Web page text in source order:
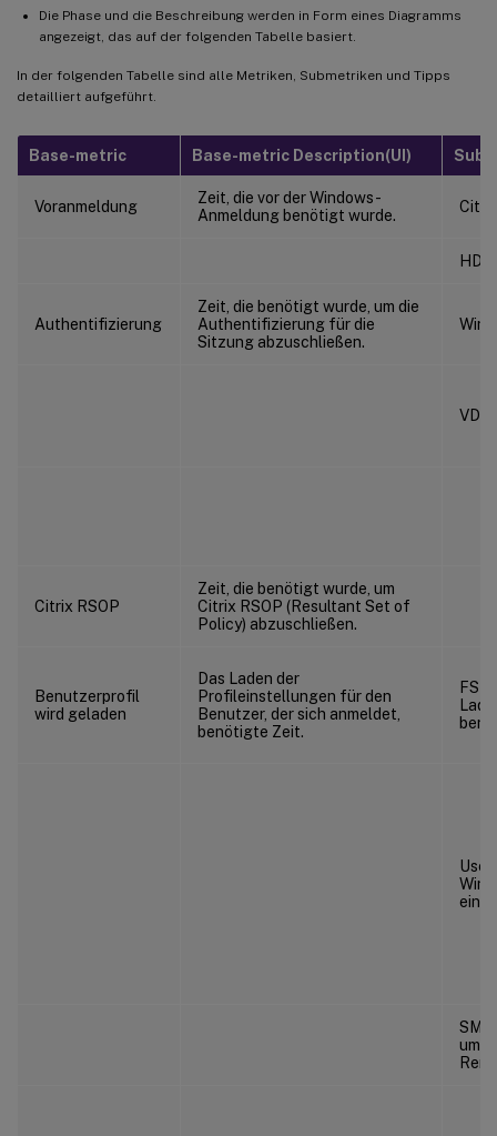
Die Phase und die Beschreibung werden in Form eines Diagramms
angezeigt, das auf der folgenden Tabelle basiert.
In der folgenden Tabelle sind alle Metriken, Submetriken und Tipps
detailliert aufgeführt.
Base-metric Base-metric Description(UI) Sub-
Voranmeldung
Zeit, die vor der Windows-
Anmeldung benötigt wurde.
Authentifizierung
Zeit, die benötigt wurde, um die
Authentifizierung für die
Sitzung abzuschließen.
Citrix RSOP
Zeit, die benötigt wurde, um
Citrix RSOP (Resultant Set of
Policy) abzuschließen.
Benutzerprofil
wird geladen
Das Laden der
Profileinstellungen für den
Benutzer, der sich anmeldet,
benötigte Zeit.
um